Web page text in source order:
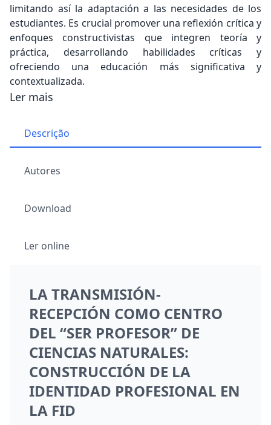
limitando así la adaptación a las necesidades de los
estudiantes. Es crucial promover una reflexión crítica y
enfoques constructivistas que integren teoría y
práctica, desarrollando habilidades críticas y
ofreciendo una educación más significativa y
contextualizada.
Ler mais
Descrição
Autores
Download
Ler online
LA TRANSMISIÓN-
RECEPCIÓN COMO CENTRO
DEL “SER PROFESOR” DE
CIENCIAS NATURALES:
CONSTRUCCIÓN DE LA
IDENTIDAD PROFESIONAL EN
LA FID